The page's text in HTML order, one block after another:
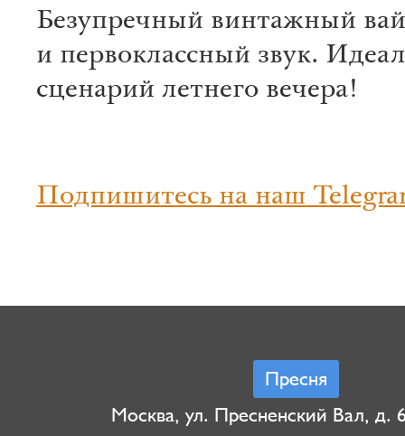
Безупречный винтажный
и первоклассный звук.
сценарий летнего вечера!
Подпишитесь на наш
Пресня
Москва, ул. Пресненский Вал, д.